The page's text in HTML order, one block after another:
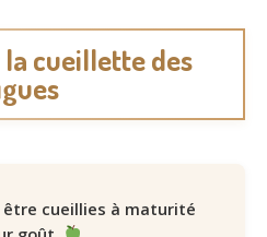
cueillette des
être cueillies à maturité